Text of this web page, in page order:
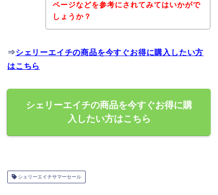
ページなどを参考にされてみてはいかがで
しょうか？
⇒シェリーエイチの商品を今すぐお得に購入したい方
はこちら
シェリーエイチの商品を今すぐお得に購
入したい方はこちら
シェリーエイチサマーセール